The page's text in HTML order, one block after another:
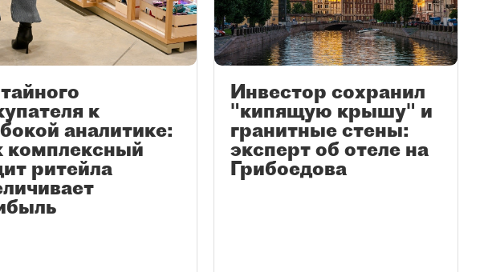
к
аналитике:
комплексный
ритейла
Инвестор сохранил
"кипящую крышу" и
гранитные стены:
эксперт об отеле на
Грибоедова